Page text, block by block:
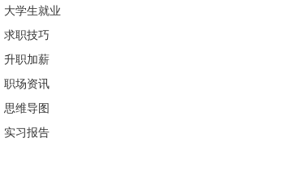
大学生就业
求职技巧
升职加薪
职场资讯
思维导图
实习报告